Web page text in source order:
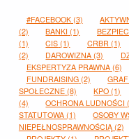
#FACEBOOK(3)
(2)
BANKI (1)
(1)
CIS (1) CRBR (1)
(2)
DAROWIZNA (3)
EKSPERTYZA PRAWNA(6)
FUNDRAISING(2)
SPOŁECZNE(8) KPO (1)
(4)
OCHRONA LUDNOŚCI
STATUTOWA(1) OSOBY
NIEPEŁNOSPRAWNOŚCIĄ(2)